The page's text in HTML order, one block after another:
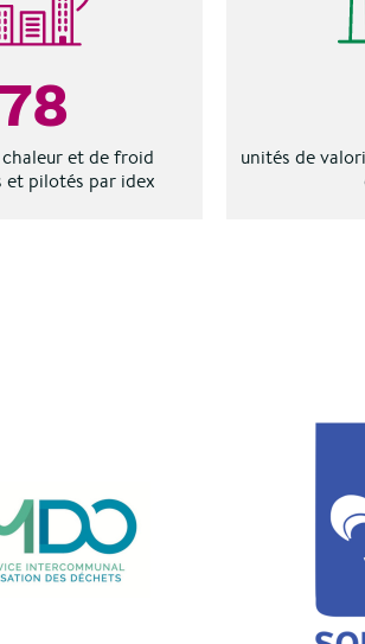
78
chaleur et de froid
et pilotés par idex
unités de